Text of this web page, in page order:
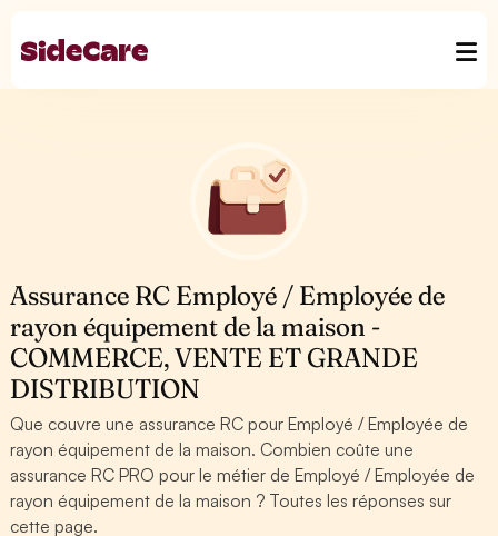
Assurance RC Employé / Employée de
rayon équipement de la maison -
COMMERCE, VENTE ET GRANDE
DISTRIBUTION
Que couvre une assurance RC pour Employé / Employée de
rayon équipement de la maison. Combien coûte une
assurance RC PRO pour le métier de Employé / Employée de
rayon équipement de la maison ? Toutes les réponses sur
cette page.